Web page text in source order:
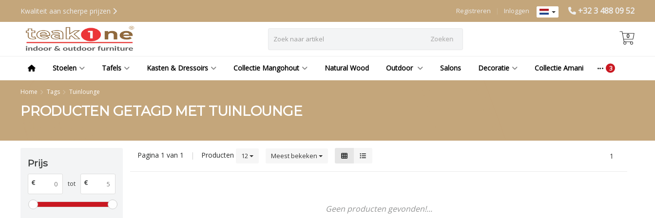
Kwaliteit aan scherpe prijzen +32 3 488 09 52
Inloggen
Registreren
Zoeken 0
Stoelen Tafels Kasten & Dressoirs Collectie Mangohout Natural Wood Outdoor Salons Decoratie Collectie Amani
Home Tags Tuinlounge
PRODUCTEN GETAGD MET TUINLOUNGE
Prijs
€ tot €
Pagina 1 van 1 | Producten 12 Meest bekeken 1
Geen producten gevonden!...